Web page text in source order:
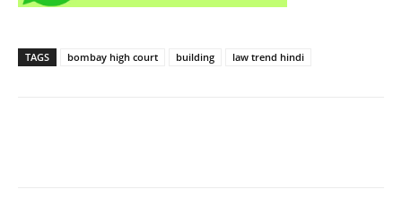
TAGS bombay high court building law trend hindi